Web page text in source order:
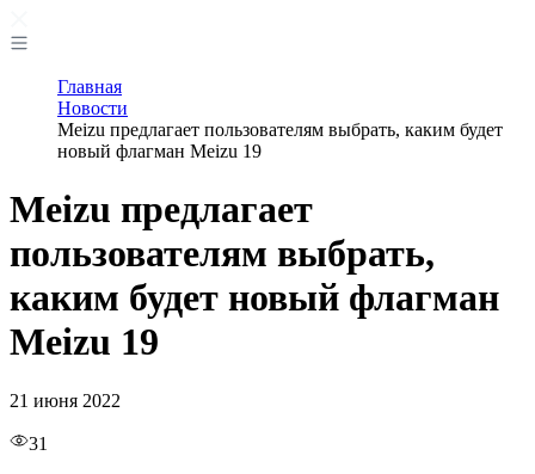
Главная
Новости
Meizu предлагает пользователям выбрать, каким будет
новый флагман Meizu 19
Meizu предлагает
пользователям выбрать,
каким будет новый флагман
Meizu 19
21 июня 2022
31